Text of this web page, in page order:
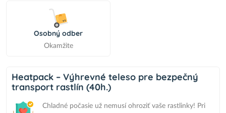
Osobný odber
Okamžite
Heatpack – Výhrevné teleso pre bezpečný
transport rastlín (40h.)
Chladné počasie už nemusí ohroziť vaše rastlinky! Pri